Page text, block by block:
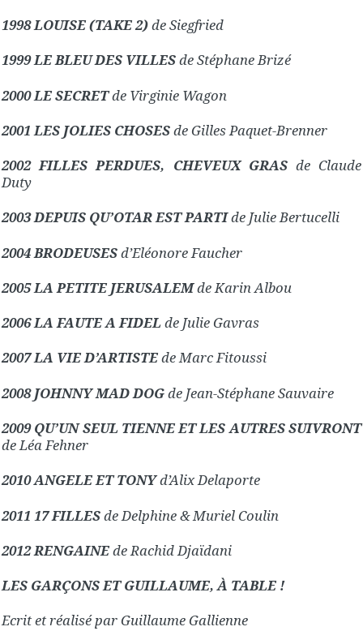
1998 LOUISE (TAKE 2)de Siegfried
1999 LE BLEU DES VILLESde Stéphane Brizé
2000 LE SECRETde Virginie Wagon
2001 LES JOLIES CHOSESde Gilles Paquet-Brenner
2002 FILLES PERDUES, CHEVEUX GRAS de Claude
Duty
2003 DEPUIS QU’OTAR EST PARTIde Julie Bertucelli
2004 BRODEUSESd’Eléonore Faucher
2005 LA PETITE JERUSALEMde Karin Albou
2006 LA FAUTE A FIDELde Julie Gavras
2007 LA VIE D’ARTISTEde Marc Fitoussi
2008 JOHNNY MAD DOGde Jean-Stéphane Sauvaire
2009 QU’UN SEUL TIENNE ET LES AUTRES SUIVRONT
de Léa Fehner
2010 ANGELE ET TONYd’Alix Delaporte
2011 17 FILLESde Delphine & Muriel Coulin
2012 RENGAINEde Rachid Djaïdani
LES GARÇONS ET GUILLAUME, À TABLE !
Ecrit et réalisé par Guillaume Gallienne